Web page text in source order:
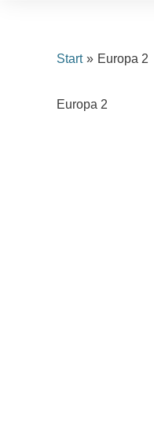
Start Europa 2
Europa 2